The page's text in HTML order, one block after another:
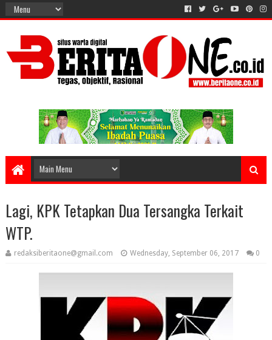
Lagi, KPK Tetapkan Dua Tersangka Terkait
WTP.
redaksiberitaone@gmail.com Wednesday, September 06, 2017 0